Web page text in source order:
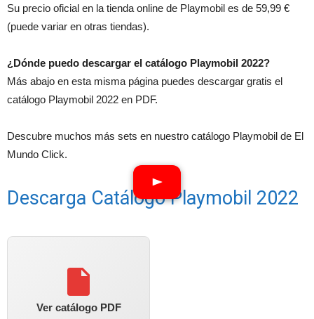
Su precio oficial en la tienda online de Playmobil es de 59,99 €
(puede variar en otras tiendas).
¿Dónde puedo descargar el catálogo Playmobil 2022?
Más abajo en esta misma página puedes descargar gratis el
catálogo Playmobil 2022 en PDF.
Descubre muchos más sets en nuestro catálogo Playmobil de El
Mundo Click.
Descarga Catálogo Playmobil 2022
Ver catálogo PDF